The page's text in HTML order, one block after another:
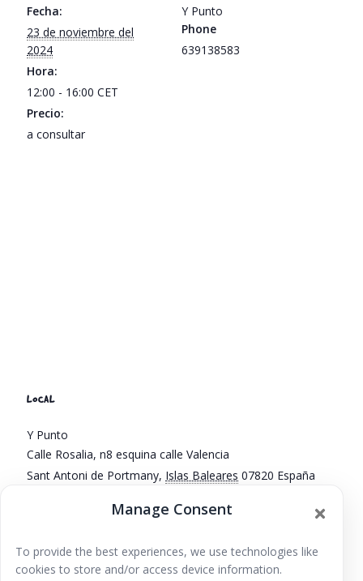
Manage Consent
To provide the best experiences, we use technologies like
cookies to store and/or access device information.
Fecha:
23 de noviembre del
2024
Hora:
12:00 - 16:00CET
Precio:
a consultar
Y Punto
Phone
639138583
LOCAL
Y Punto
Calle Rosalia, n8 esquina calle Valencia
Sant Antoni de Portmany, Islas Baleares 07820 España